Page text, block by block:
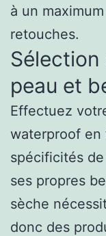
à un
retouches.
peau et
Effectuez
waterproof en
spécificités
ses propres
sèche
donc des